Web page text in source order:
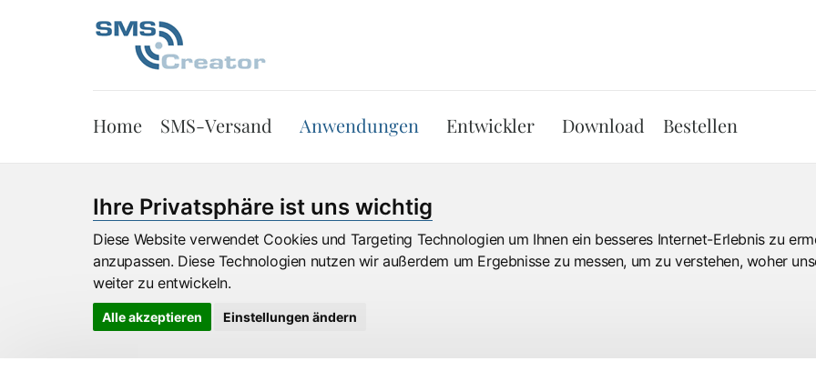
Ihre Privatsphäre ist uns wichtig
Diese Website verwendet Cookies und Targeting Technologien um Ihnen ein besseres Internet-Erlebnis zu
anzupassen. Diese Technologien nutzen wir außerdem um Ergebnisse zu messen, um zu verstehen, woher
weiter zu entwickeln.
Alle akzeptieren Einstellungen ändern
Home SMS-Versand Anwendungen Entwickler Download Bestellen